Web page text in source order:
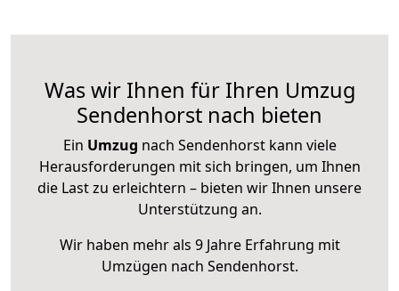
Was wir Ihnen für Ihren Umzug
Sendenhorst nach bieten
Ein Umzug nach Sendenhorst kann viele
Herausforderungen mit sich bringen, um Ihnen
die Last zu erleichtern – bieten wir Ihnen unsere
Unterstützung an.
Wir haben mehr als 9 Jahre Erfahrung mit
Umzügen nach Sendenhorst.